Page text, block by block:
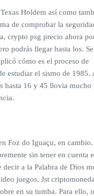
Holdem así como
de comprobar la
crypto psg precio ahora
podrás llegar hasta los.
cómo es el proceso de
estudiar el sismo de 1985.
hasta 16 y 45 llovia mucho
Foz do Iguaçu, en
sin tener en cuenta
a la Palabra de Dios
juegos. Jst
en su tumba. Para ello,